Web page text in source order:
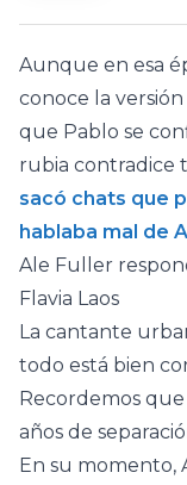
Aunque en esa
conoce la
que Pablo se
rubia contradice
sacó chats que
hablaba mal de
Ale Fuller
Flavia Laos
La cantante
todo está bien
Recordemos
años de
En su momento,